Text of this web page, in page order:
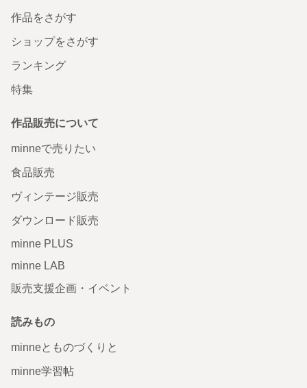
作品をさがす
ショップをさがす
ランキング
特集
作品販売について
minneで売りたい
食品販売
ヴィンテージ販売
ダウンロード販売
minne PLUS
minne LAB
販売支援企画・イベント
読みもの
minneとものづくりと
minne学習帖